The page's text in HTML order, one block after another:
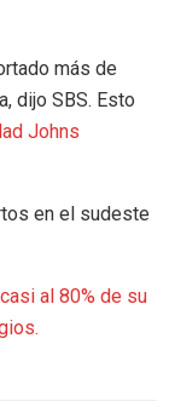
más de
dijo SBS. Esto
Johns
en el sudeste
al 80% de su